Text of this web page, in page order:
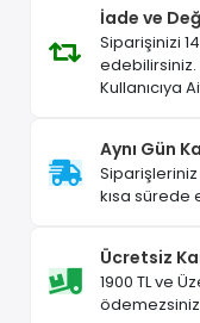
İade ve
Siparişinizi
Kullanıcıya
Aynı Gün
Siparişleriniz
kısa sürede
Ücretsiz
1900 TL ve